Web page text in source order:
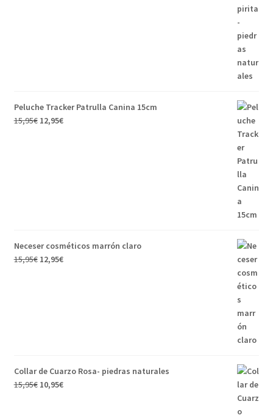
Peluche Tracker Patrulla Canina 15cm
15,95€ El
12,95€El
Neceser cosméticos marrón claro
15,95€ El
12,95€El
Collar de Cuarzo Rosa- piedras naturales
15,95€ El
10,95€El